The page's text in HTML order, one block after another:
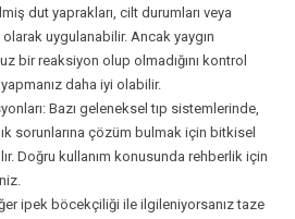
dut yaprakları, cilt durumları veya
olarak uygulanabilir. Ancak yaygın
bir reaksiyon olup olmadığını kontrol
daha iyi olabilir.
Bazı geleneksel tıp sistemlerinde,
sorunlarına çözüm bulmak için bitkisel
Doğru kullanım konusunda rehberlik için
ipek böcekçiliği ile ilgileniyorsanız taze